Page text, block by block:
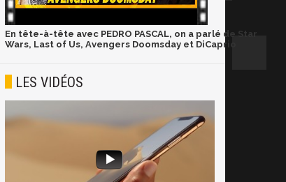
En tête-à-tête avec PEDRO PASCAL, on a parlé de Star
Wars, Last of Us, Avengers Doomsday et DiCaprio
LES VIDÉOS